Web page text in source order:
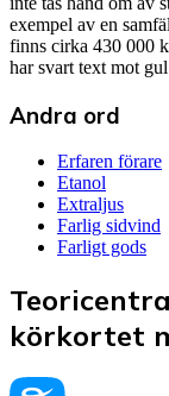
exempel av en
finns cirka 430 000
har svart text mot
Andra ord
Erfaren förare
Etanol
Extraljus
Farlig sidvind
Farligt gods
körkortet